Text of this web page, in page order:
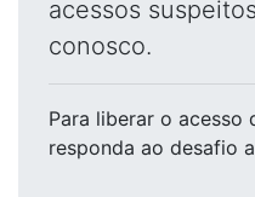
acessos
conosco.
Para liberar o acesso
responda ao desafio